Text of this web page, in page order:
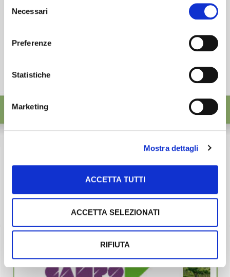
desideri accettare e cliccando ACCETTA SELEZIONATI.
delNecessari
Preferenze
Statistiche
Marketing
Mostra dettagli
ACCETTA TUTTI
ACCETTA SELEZIONATI
RIFIUTA